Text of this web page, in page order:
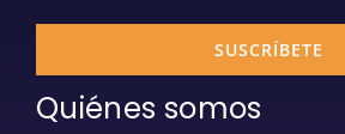
SUSCRÍBETE
Quiénes somos